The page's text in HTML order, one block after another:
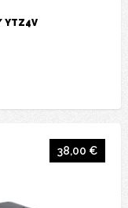
YTZ4V
38,00 €